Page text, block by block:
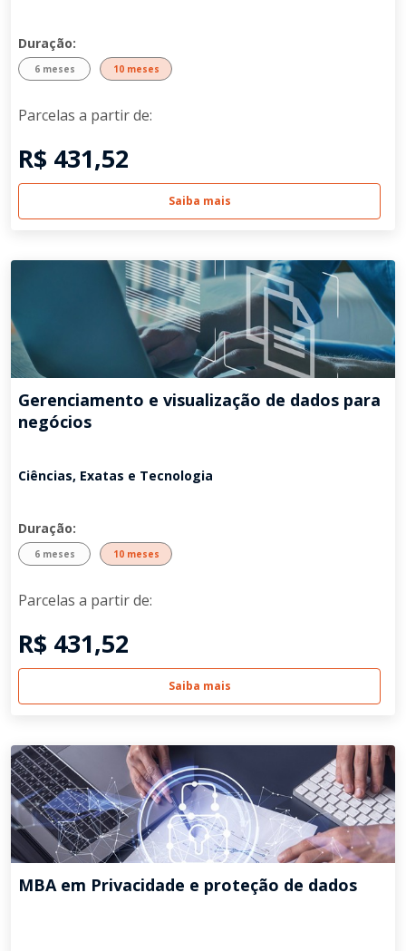
Duração:
6 meses 10 meses
Parcelas a partir de:
R$ 431,52
Saiba mais
Gerenciamento e visualização de dados para
negócios
Ciências, Exatas e Tecnologia
Duração:
6 meses 10 meses
Parcelas a partir de:
R$ 431,52
Saiba mais
MBA em Privacidade e proteção de dados